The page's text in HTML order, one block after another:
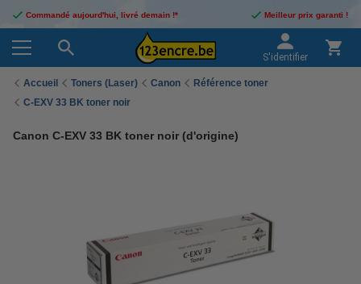
Commandé aujourd'hui, livré demain !* Meilleur prix garanti !
S'identifier
Accueil Toners (Laser) Canon
Référence toner
C-EXV 33 BK toner noir
Canon C-EXV 33 BK toner noir (d'origine)